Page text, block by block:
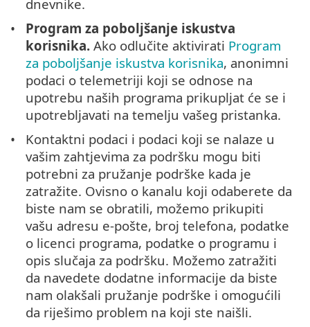
dnevnike.
Program za poboljšanje iskustva
korisnika. Ako odlučite aktivirati Program
za poboljšanje iskustva korisnika, anonimni
podaci o telemetriji koji se odnose na
upotrebu naših programa prikupljat će se i
upotrebljavati na temelju vašeg pristanka.
Kontaktni podaci i podaci koji se nalaze u
vašim zahtjevima za podršku mogu biti
potrebni za pružanje podrške kada je
zatražite. Ovisno o kanalu koji odaberete da
biste nam se obratili, možemo prikupiti
vašu adresu e-pošte, broj telefona, podatke
o licenci programa, podatke o programu i
opis slučaja za podršku. Možemo zatražiti
da navedete dodatne informacije da biste
nam olakšali pružanje podrške i omogućili
da riješimo problem na koji ste naišli.